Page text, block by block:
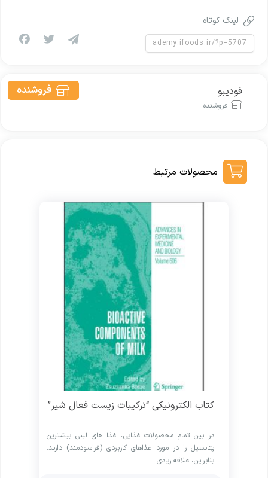
لینک کوتاه
فروشنده فودیبو
فروشنده
محصولات مرتبط
کتاب الکترونیکی “ترکیبات زیست فعال شیر”
در بین تمام محصولات غذایی، غذا های لبنی بیشترین
پتانسیل را در مورد غذاهای کاربردی (فراسودمند) دارند.
بنابراین، علاقه زیادی…